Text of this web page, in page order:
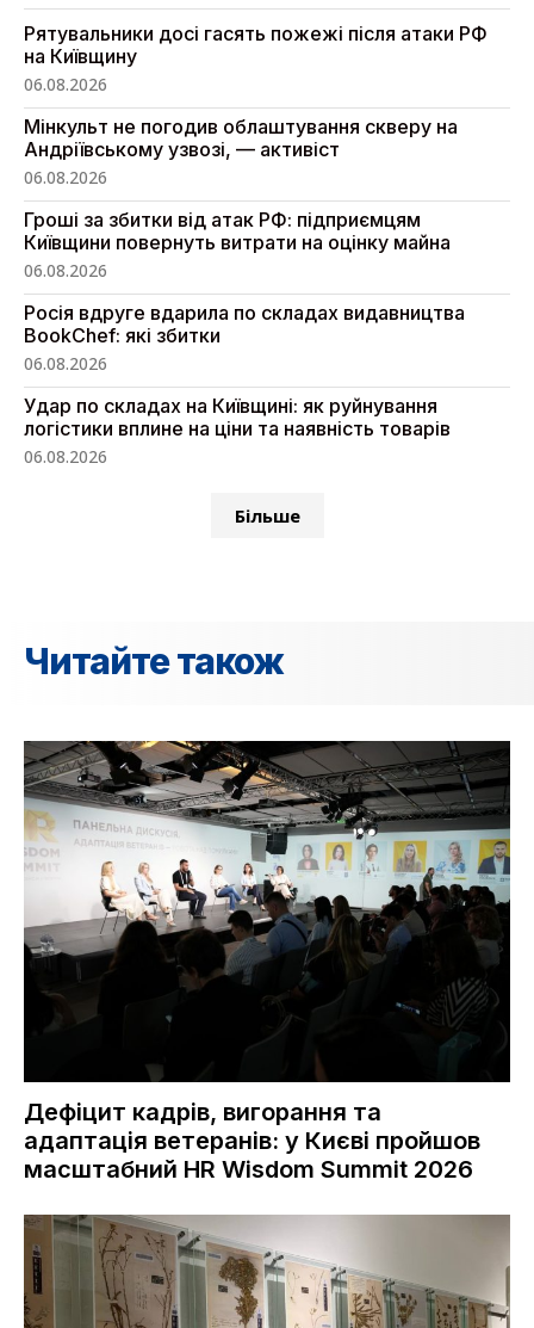
Рятувальники досі гасять пожежі після атаки РФ
на Київщину
06.08.2026
Мінкульт не погодив облаштування скверу на
Андріївському узвозі, — активіст
06.08.2026
Гроші за збитки від атак РФ: підприємцям
Київщини повернуть витрати на оцінку майна
06.08.2026
Росія вдруге вдарила по складах видавництва
BookChef: які збитки
06.08.2026
Удар по складах на Київщині: як руйнування
логістики вплине на ціни та наявність товарів
06.08.2026
Більше
Читайте також
Дефіцит кадрів, вигорання та
адаптація ветеранів: у Києві пройшов
масштабний HR Wisdom Summit 2026